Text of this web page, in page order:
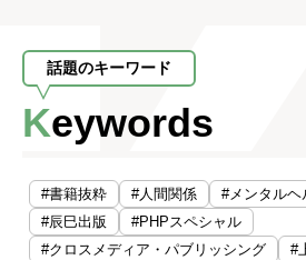
話題のキーワード
Keywords
#書籍抜粋 #人間関係
#メンタルヘ
#辰巳出版
#PHPスペシャル
#クロスメディア・パブリッシング
#